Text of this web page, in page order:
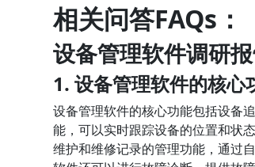
相关问答FAQs：
设备管理软件调研
1. 设备管理软件的核心
设备管理软件的核心功能包括设备
能，可以实时跟踪设备的位置和状
维护和维修记录的管理功能，通过